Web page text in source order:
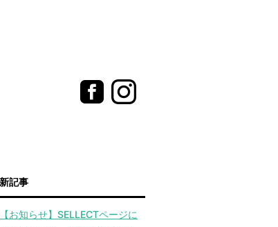
記事
【お知らせ】SELLECTページに